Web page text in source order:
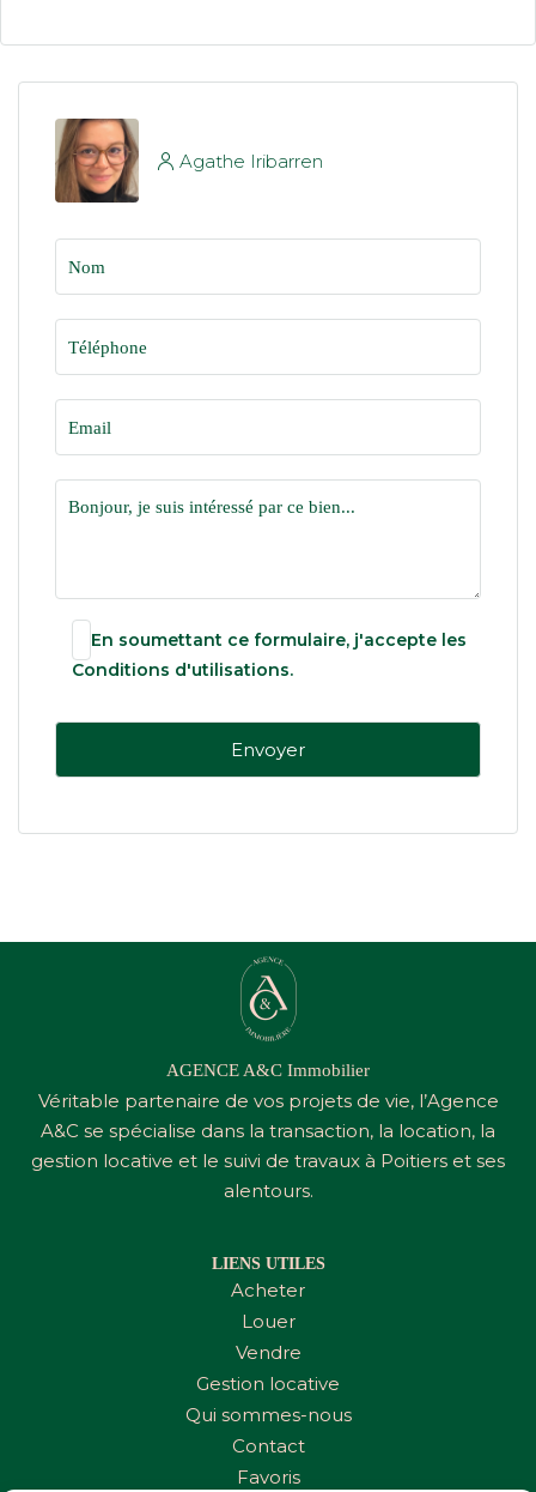
Agathe Iribarren
En soumettant ce formulaire, j'accepte les
Conditions d'utilisations.
AGENCE A&C Immobilier
Véritable partenaire de vos projets de vie, l’Agence
A&C se spécialise dans la transaction, la location, la
gestion locative et le suivi de travaux à Poitiers et ses
alentours.
LIENS UTILES
Acheter
Louer
Vendre
Gestion locative
Qui sommes-nous
Contact
Favoris